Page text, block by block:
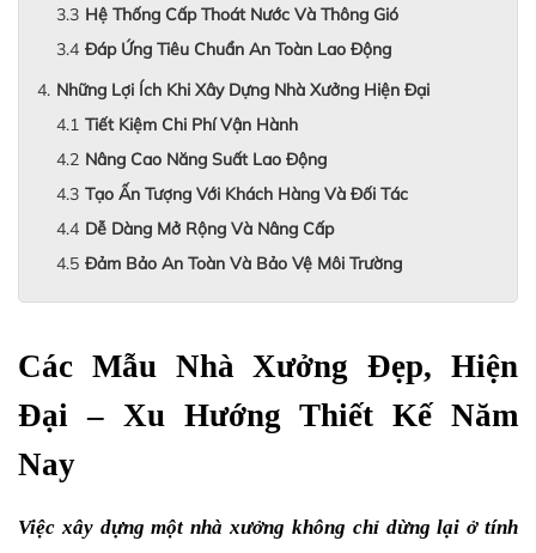
Hệ Thống Cấp Thoát Nước Và Thông Gió
Đáp Ứng Tiêu Chuẩn An Toàn Lao Động
Những Lợi Ích Khi Xây Dựng Nhà Xưởng Hiện Đại
Tiết Kiệm Chi Phí Vận Hành
Nâng Cao Năng Suất Lao Động
Tạo Ấn Tượng Với Khách Hàng Và Đối Tác
Dễ Dàng Mở Rộng Và Nâng Cấp
Đảm Bảo An Toàn Và Bảo Vệ Môi Trường
Các Mẫu Nhà Xưởng Đẹp, Hiện
Đại – Xu Hướng Thiết Kế Năm
Nay
Việc xây dựng một nhà xưởng không chỉ dừng lại ở tính